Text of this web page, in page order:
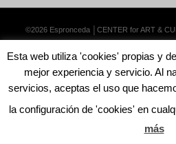
©2026 Espronceda │CENTER for ART &
Esta web utiliza 'cookies' propias y
mejor experiencia y servicio. Al
servicios, aceptas el uso que
la configuración de 'cookies' en
más
English Català